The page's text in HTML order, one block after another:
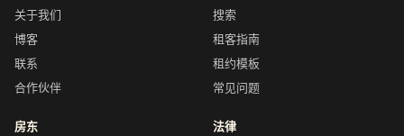
关于我们
博客
联系
合作伙伴
搜索
租客指南
租约模板
常见问题
房东 法律